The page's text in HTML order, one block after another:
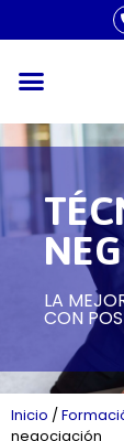
LA
CON
Inicio /
negociación